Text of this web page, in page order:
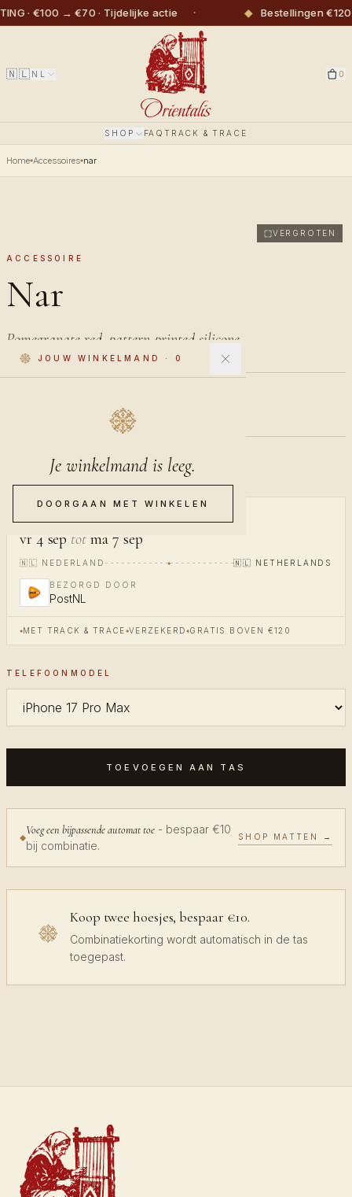
· €100 → €70 · Tijdelijke actie · ◆ Bestellingen
🇳🇱 NL 0
SHOP FAQTRACK & TRACE
JOUW WINKELMAND · 0
Je winkelmand is leeg.
DOORGAAN MET WINKELEN
Home Accessoires nar
VERGROTEN
ACCESSOIRE
Nar
Pomegranate red, pattern-printed silicone
INCL. BTW
Pre-order · verzending in 20-24 dagen
vr 4 sep tot ma 7 sep
🇳🇱 NEDERLAND 🇳🇱 NETHERLANDS
BEZORGD DOOR
PostNL
MET TRACK & TRACE VERZEKERD GRATIS BOVEN €120
TELEFOONMODEL
TOEVOEGEN AAN TAS
Voeg een bijpassende automat toe - bespaar €10
bij combinatie.
SHOP MATTEN →
Koop twee hoesjes, bespaar €10.
Combinatiekorting wordt automatisch in de tas
toegepast.